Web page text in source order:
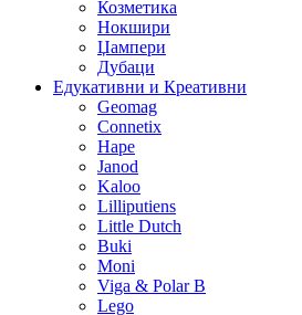
Козметика
Нокшири
Џампери
Дубаци
Едукативни и Креативни
Geomag
Connetix
Hape
Janod
Kaloo
Lilliputiens
Little Dutch
Buki
Moni
Viga & Polar B
Lego